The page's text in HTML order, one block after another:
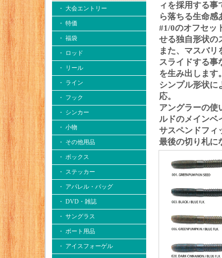
・ 大会エントリー
・ 特価
・ 福袋
・ ロッド
・ リール
・ ライン
・ フック
・ シンカー
・ 小物
・ その他用品
・ ボックス
・ ステッカー
・ アパレル・バッグ
・ DVD・雑誌
・ サングラス
・ ボート用品
・ アイスフォーゲル
ィを採用する
ら落ちる生命感
#1/0のオフセッ
せる独自形状の
また、マスバ
スライドする事
を生み出します
シンプル形状に
応。
アングラーの使
ルドのメインベ
サスペンドフィ
最後の切り札に